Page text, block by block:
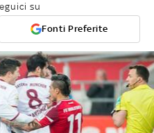
su
Fonti Preferite